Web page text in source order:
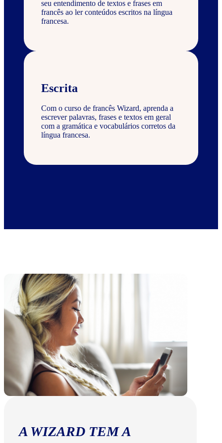
seu entendimento de textos e frases em
francês ao ler conteúdos escritos na língua
francesa.
Escrita
Com o curso de francês Wizard, aprenda a
escrever palavras, frases e textos em geral
com a gramática e vocabulários corretos da
língua francesa.
A WIZARD TEM A